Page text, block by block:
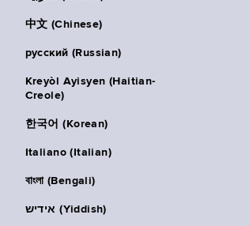
中文 (Chinese)
русский (Russian)
Kreyòl Ayisyen (Haitian-
Creole)
한국어 (Korean)
Italiano (Italian)
বাংলা (Bengali)
אידיש (Yiddish)